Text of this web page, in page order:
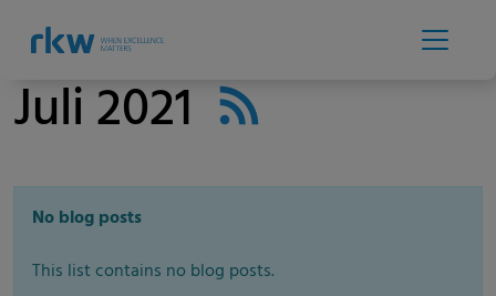
Juli 2021
No blog posts
This list contains no blog posts.